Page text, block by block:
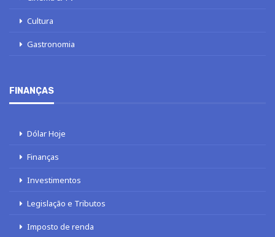
Cultura
Gastronomia
FINANÇAS
Dólar Hoje
Finanças
Investimentos
Legislação e Tributos
Imposto de renda